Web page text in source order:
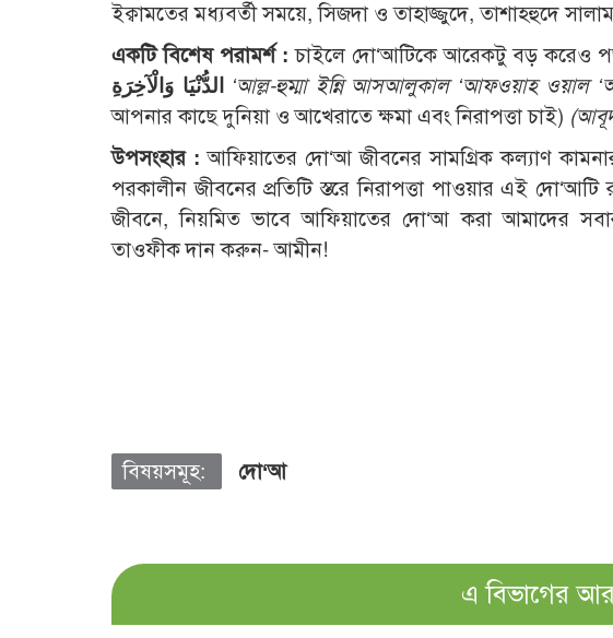
ইক্বামতের মধ্যবর্তী সময়ে, সিজদা ও তাহাজ্জুদে, তাশাহহুদে
একটি বিশেষ পরামর্শ :চাইলে দো‘আটিকে আরেকটু বড় করেও
الدُّنْيَا وَالْآخِرَةِ
‘আল্ল-হুম্মা ইন্নি আসআলুকাল ‘আফওয়াহ ওয়াল
আপনার কাছে দুনিয়া ও আখেরাতে ক্ষমা এবং নিরাপত্তা চাই)
উপসংহার : আফিয়াতের দো‘আ জীবনের সামগ্রিক কল্যাণ
পরকালীন জীবনের প্রতিটি স্তরে নিরাপত্তা পাওয়ার এই
জীবনে, নিয়মিত ভাবে আফিয়াতের দো‘আ করা আমাদের
তাওফীক দান করুন- আমীন!
বিষয়সমূহ: দো‘আ
এ বিভাগের